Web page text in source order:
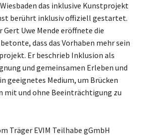
das inklusive Kunstprojekt
berührt inklusiv offiziell gestartet.
Uwe Mende eröffnete die
dass das Vorhaben mehr sein
Er beschrieb Inklusion als
und gemeinsamen Erleben und
geeignetes Medium, um Brücken
mit und ohne Beeinträchtigung zu
Träger EVIM Teilhabe gGmbH